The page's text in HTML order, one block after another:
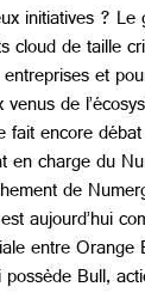
initiatives ?
cloud de taille
et
de
encore
en charge du
de
aujourd’hui
entre Orange
Bull,